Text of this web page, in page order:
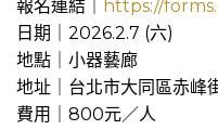
報名連結｜
https://
日期｜2026.2.7 (六)
地點｜小器藝廊
地址｜台北市大同區赤峰
費用｜800元／人